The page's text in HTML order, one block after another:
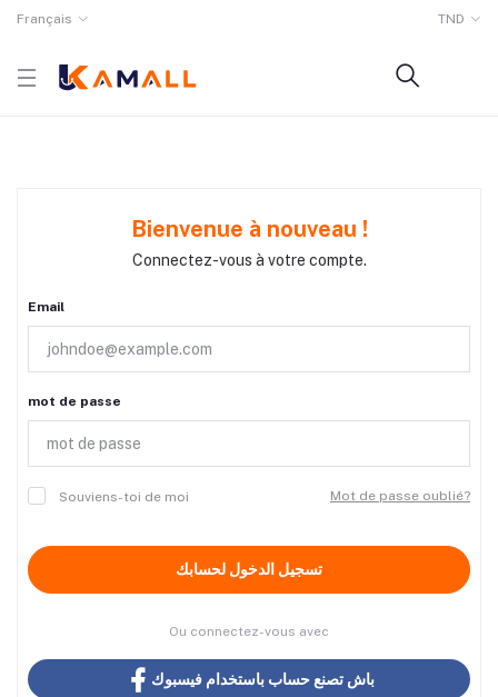
Français TND
Bienvenue à nouveau !
Connectez-vous à votre compte.
Email
mot de passe
Souviens-toi de moi Mot de passe oublié?
تسجيل الدخول لحسابك
Ou connectez-vous avec
باش تصنع حساب باستخدام فيسبوك